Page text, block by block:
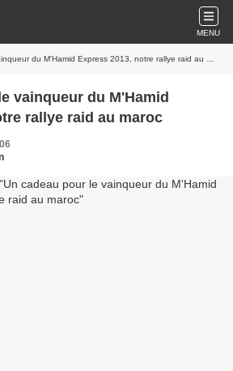
MENU
du M'Hamid Express 2013, notre rallye raid au maroc
vainqueur du M'Hamid
rallye raid au maroc